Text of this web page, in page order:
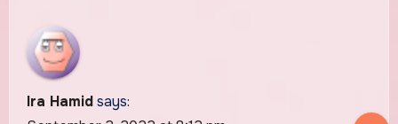
Ira Hamid says: